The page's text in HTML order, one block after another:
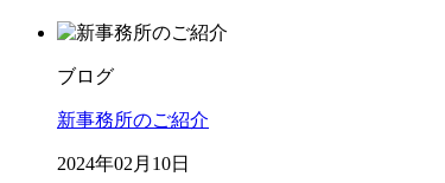
ブログ
新事務所のご紹介
2024年02月10日